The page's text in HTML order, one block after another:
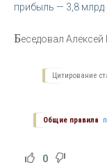
прибыль — 3,8 млрд
Беседовал
Цитирование
Общие правила
0